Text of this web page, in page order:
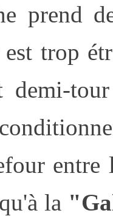
prend
trop
demi-
la